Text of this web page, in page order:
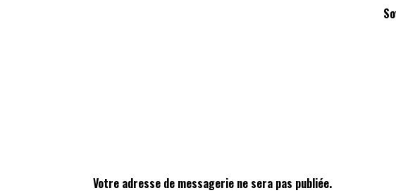
Votre adresse de messagerie ne sera pas publiée.